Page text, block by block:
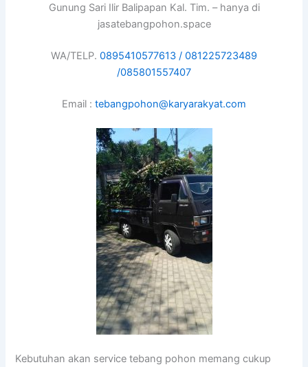
Gunung Sari Ilir Balipapan Kal. Tim. – hanya di
jasatebangpohon.space
WA/TELP. 0895410577613 / 081225723489
/085801557407
Email : tebangpohon@karyarakyat.com
Kebutuhan akan service tebang pohon memang cukup